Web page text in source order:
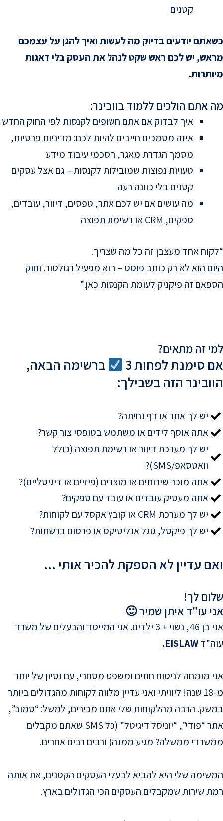
קטנים
כשאתם יודעים בדיוק מה לעשות ואיך להגן על עצמכם
מראש, יש לכם ראש שקט לנהל את העסק בלי דאגות
מיותרות.
מה אתם הולכים ללמוד בוובינר:
איך לבדוק אם אתם חשופים לקנסות לפי החוק החדש
איזה מסמכים חייבים להיות לכם: מדיניות פרטיות,
מסמך הגדרת מאגר, הסכמי עיבוד מידע
טעויות נפוצות שמובילות לקנסות – גם אצל עסקים
קטנים בלי כוונה רעה
מה עושים אם יש לכם אתר, טפסים, דיוור, עובדים,
ספקים, CRM או רשימת תפוצה
“לקוח אחד מעצבן זה כל מה שצריך.
היום הוא לא רק כותב פוסט – הוא מפעיל רגולטור. וחוק
הספאם זה פיקניק לעומת הקנסות כאן.”
למי זה מתאים?
אם סימנת לפחות 3
ברשימה הבאה,
הוובינר הזה בשבילך:
יש לך אתר או דף נחיתה?
אתה אוסף לידים או משתמש בטופסי צור קשר?
יש לך מערכת דיוור או רשימת תפוצה (כולל
וואטסאפ/SMS)?
אתה מוכר שירותים או מוצרים (פיזיים או דיגיטליים)?
אתה מעסיק עובדים או עובד עם ספקים?
יש לך מערכת CRM או קובץ אקסל עם לקוחות?
יש לך פיקסל, גוגל אנליטיקס או פרסום ברשתות?
ואם עדיין לא הספקת להכיר אותי ...
שלום לך!
אני עו"ד איתן שמיר 🙂
אני בן 46, נשוי + 3 ילדים. אני המייסד והבעלים של משרד
עוה”דEISLAW.
אני מומחה לניסוח חוזים ומשפט מסחרי, עם נסיון של יותר
מ-18 שנה! ליוויתי ואני עדיין מלווה לקוחות מהגדולים ביותר
במשק. הרבה מהלקוחות שלי אתם מכירים, למשל: “סמוב”,
אתר “פודי”, “יוניסל דיגיטל” (כל SMS שאתם מקבלים
ממשרדי ממשלה? מגיע ממנה) ורבים רבים אחרים.
המשימה שלי היא להביא לבעלי העסקים הקטנים, את אותה
רמת שירות שמקבלים העסקים הכי הגדולים בארץ.